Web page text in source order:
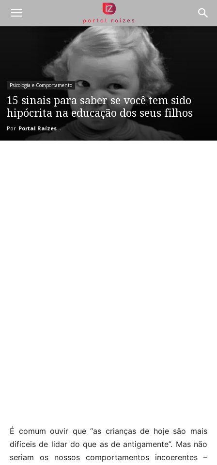
Psicologia e Comportamento
15 sinais para saber se você tem sido
hipócrita na educação dos seus filhos
Por Portal Raízes -
É comum ouvir que “as crianças de hoje são mais
difíceis de lidar do que as de antigamente”. Mas não
seriam os nossos comportamentos incoerentes –